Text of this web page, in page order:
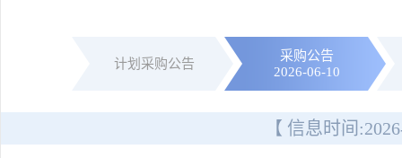
计划采购公告
采购公告
2026-06-10
【 信息时间: